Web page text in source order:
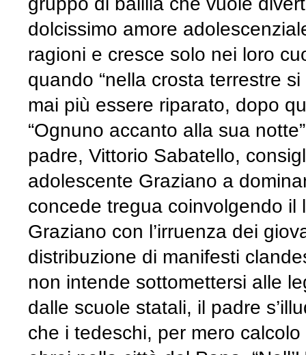
dolcissimo amore
ragioni e cresce solo nei loro
quando “nella crosta terrestre
mai più essere riparato, dopo
“Ognuno accanto alla sua
padre, Vittorio Sabatello,
adolescente Graziano a
concede tregua coinvolgendo il
Graziano con l’irruenza dei
distribuzione di manifesti
non intende sottomettersi alle
dalle scuole statali, il padre
che i tedeschi, per mero